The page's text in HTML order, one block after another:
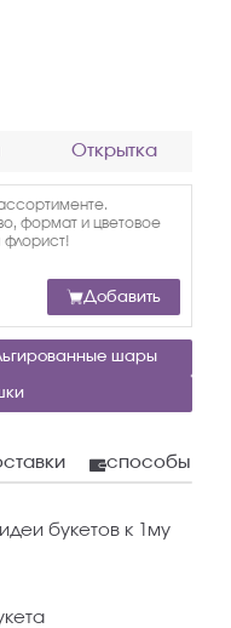
Открытка
формат и цветовое
Добавить
шары
способы
букетов к 1му